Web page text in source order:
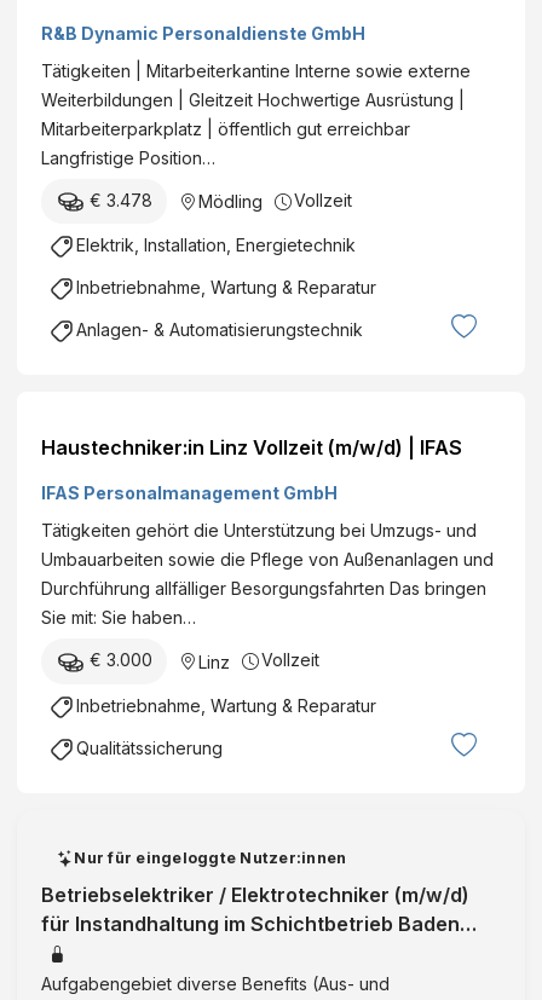
R&B Dynamic Personaldienste GmbH
Tätigkeiten | Mitarbeiterkantine Interne sowie externe
Weiterbildungen | Gleitzeit Hochwertige Ausrüstung |
Mitarbeiterparkplatz | öffentlich gut erreichbar
Langfristige Position…
€ 3.478 Mödling Vollzeit
Elektrik, Installation, Energietechnik
Inbetriebnahme, Wartung & Reparatur
Anlagen- & Automatisierungstechnik
Haustechniker:in Linz Vollzeit (m/w/d) | IFAS
IFAS Personalmanagement GmbH
Tätigkeiten gehört die Unterstützung bei Umzugs- und
Umbauarbeiten sowie die Pflege von Außenanlagen und
Durchführung allfälliger Besorgungsfahrten Das bringen
Sie mit: Sie haben…
€ 3.000 Linz Vollzeit
Inbetriebnahme, Wartung & Reparatur
Qualitätssicherung
Nur für eingeloggte Nutzer:innen
Betriebselektriker / Elektrotechniker (m/w/d)
für Instandhaltung im Schichtbetrieb Baden
(Bezirk) | Niederösterreich | V
Aufgabengebiet diverse Benefits (Aus- und